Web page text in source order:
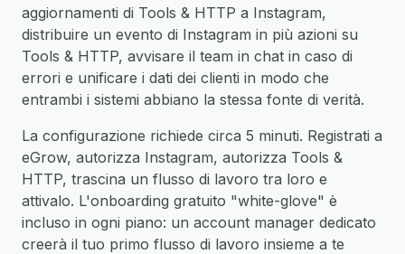
aggiornamenti di Tools & HTTP a Instagram,
distribuire un evento di Instagram in più azioni su
Tools & HTTP, avvisare il team in chat in caso di
errori e unificare i dati dei clienti in modo che
entrambi i sistemi abbiano la stessa fonte di verità.
La configurazione richiede circa 5 minuti. Registrati a
eGrow, autorizza Instagram, autorizza Tools &
HTTP, trascina un flusso di lavoro tra loro e
attivalo. L'onboarding gratuito "white-glove" è
incluso in ogni piano: un account manager dedicato
creerà il tuo primo flusso di lavoro insieme a te